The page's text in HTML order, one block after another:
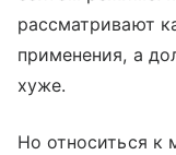
рассматривают
применения, а
хуже.
Но относиться к